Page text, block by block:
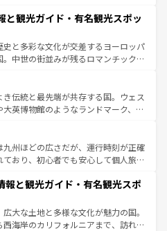
土や気候が異なるスペインはその個
してほしい。
っている。華麗な宮殿、歴史的な大
そして豊かな自然が、訪れる者を心
、フランスは美食の国としても知ら
ネスコ無形文化遺産にも登録されて
など、多彩な楽しみ方が可能だ。さ
域にも魅力が溢れており、どの街角に
息づいている。パリ以外の個性あふ
と観光ガイド・有名観光スポッ
史と多彩な文化が交差するヨーロッパ
中世の街並みが残るロマンチック街
こを歩いても飽きることがない。ベ
バイエルン州のアルプスの絶景、そ
ワイン畑といった風景は必見。ビール
体験してほしい。 なお、新着の
ンツ一覧を参照してほしい。
伝統と最先端が共存する国。ウェス
大英博物館のようなランドマーク、歴
がある。また、優雅なアフタヌーン
にはたまらない英国パブ、サッカー観
そできる体験も豊富。イギリスを旅
ほしい。
九州ほどの広さだが、運行時刻が正確
おり、初心者でも安心して個人旅行
町や、スイスならではのユニークな
ス観光だけでなく町歩きも満喫する
所得が高いため物価も高いが、旅行
のサービスもあり、うまく活用すれ
報と観光ガイド・有名観光スポ
大な土地と多様な文化が魅力の国。
海岸のカリフォルニアまで、訪れる